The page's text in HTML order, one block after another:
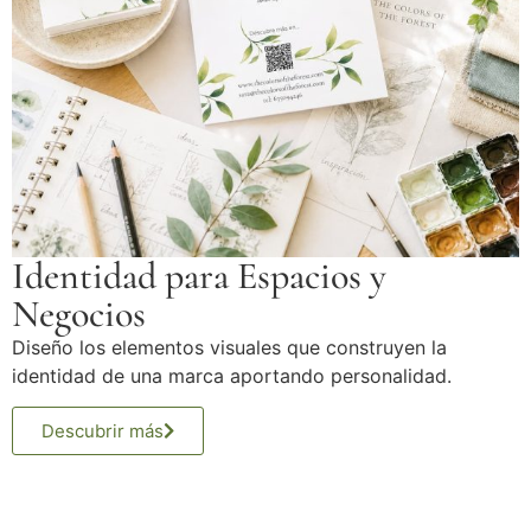
Identidad para Espacios y
Negocios
Diseño los elementos visuales que construyen la
identidad de una marca aportando personalidad.
Descubrir más